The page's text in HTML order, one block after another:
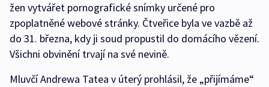
žen vytvářet pornografické snímky určené pro
zpoplatněné webové stránky. Čtveřice byla ve vazbě až
do 31. března, kdy ji soud propustil do domácího vězení.
Všichni obvinění trvají na své nevině.
Mluvčí Andrewa Tatea v úterý prohlásil, že „přijímáme“